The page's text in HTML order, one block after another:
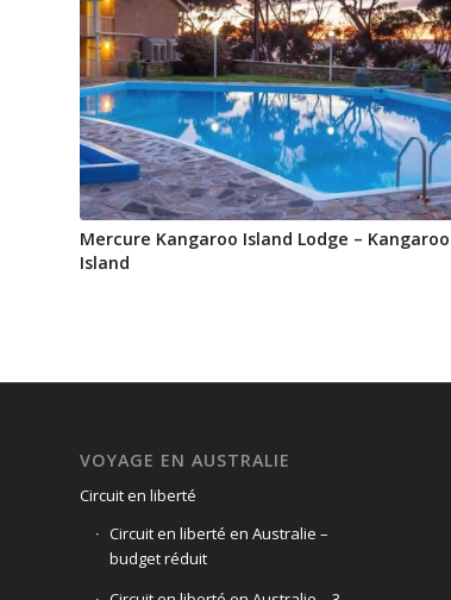
Mercure Kangaroo Island Lodge – Kangaroo
Island
VOYAGE EN AUSTRALIE
Circuit en liberté
Circuit en liberté en Australie –
budget réduit